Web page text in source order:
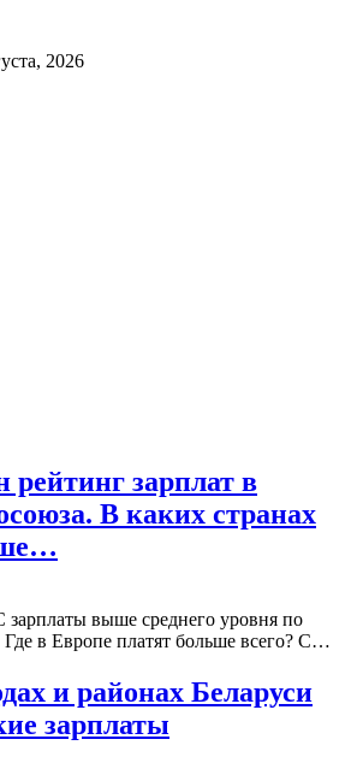
2026
рейтинг зарплат в
В каких странах
зарплаты выше среднего уровня по
в Европе платят больше всего? С…
и районах Беларуси
зарплаты